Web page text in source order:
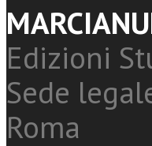
Edizioni
Sede
Roma